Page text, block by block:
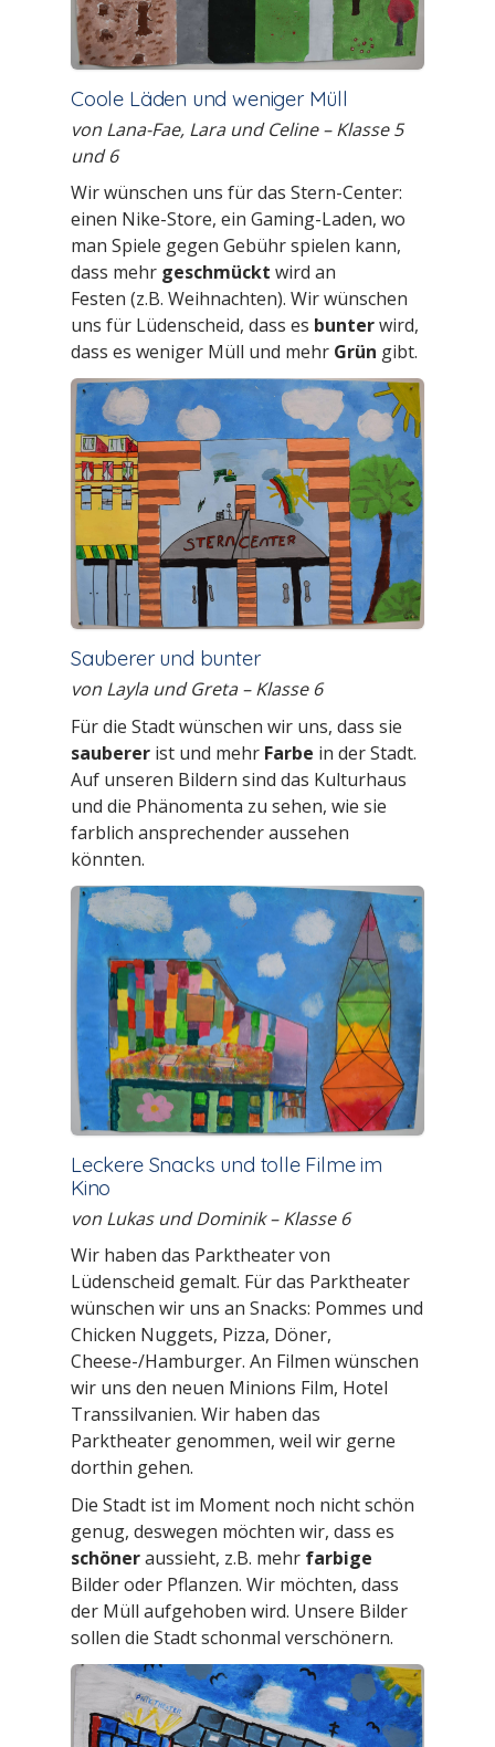
Coole Läden und weniger Müll
von Lana-Fae, Lara und Celine – Klasse 5
und 6
Wir wünschen uns für das Stern-Center:
einen Nike-Store, ein Gaming-Laden, wo
man Spiele gegen Gebühr spielen kann,
dass mehr geschmückt wird an
Festen (z.B. Weihnachten). Wir wünschen
uns für Lüdenscheid, dass es bunterwird,
dass es weniger Müll und mehr Grün gibt.
Sauberer und bunter
von Layla und Greta–Klasse 6
Für die Stadt wünschen wir uns, dass sie
sauberer ist und mehr Farbe in der Stadt.
Auf unseren Bildern sind das Kulturhaus
und die Phänomenta zu sehen, wie sie
farblich ansprechender aussehen
könnten.
Leckere Snacks und tolle Filme im
Kino
von Lukas und Dominik – Klasse 6
Wir haben das Parktheater von
Lüdenscheid gemalt. Für das Parktheater
wünschen wir uns an Snacks: Pommes und
Chicken Nuggets, Pizza, Döner,
Cheese-/Hamburger. An Filmen wünschen
wir uns den neuen Minions Film, Hotel
Transsilvanien. Wir haben das
Parktheater genommen, weil wir gerne
dorthin gehen.
Die Stadt ist im Moment noch nicht schön
genug, deswegen möchten wir, dass es
schöneraussieht, z.B. mehr farbige
Bilder oder Pflanzen. Wir möchten, dass
der Müll aufgehoben wird. Unsere Bilder
sollen die Stadt schonmal verschönern.